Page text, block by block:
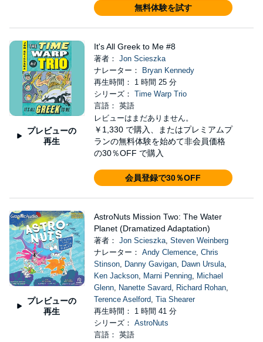
無料体験を試す
プレビューの
再生
It's All Greek to Me #8
著者： Jon Scieszka
ナレーター：
Bryan Kennedy
再生時間： 1 時間 25 分
シリーズ： Time Warp Trio
言語： 英語
レビューはまだありません。
￥1,330 で購入、またはプレミアムプ
ランの無料体験を始めて非会員価格
の30％OFF で購入
会員登録で30％OFF
プレビューの
再生
AstroNuts Mission Two: The Water
Planet (Dramatized Adaptation)
著者： Jon Scieszka, Steven Weinberg
ナレーター： Andy Clemence, Chris
Stinson, Danny Gavigan, Dawn Ursula,
Ken Jackson, Marni Penning, Michael
Glenn, Nanette Savard, Richard Rohan,
Terence Aselford, Tia Shearer
再生時間： 1 時間 41 分
シリーズ： AstroNuts
言語： 英語